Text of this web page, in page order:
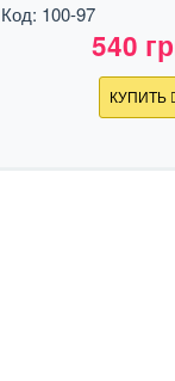
Код: 100-97
540
КУПИТЬ